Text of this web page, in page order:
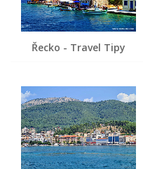
Řecko - Travel Tipy